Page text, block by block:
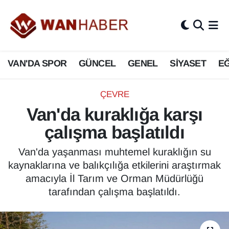
VAN'DA SPOR GÜNCEL GENEL SİYASET
ÇEVRE
Van'da kuraklığa karşı
çalışma başlatıldı
Van'da yaşanması muhtemel kuraklığın su
kaynaklarına ve balıkçılığa etkilerini araştırmak
amacıyla İl Tarım ve Orman Müdürlüğü
tarafından çalışma başlatıldı.
3.SAYFA
ASAYİŞ
BİLİM VE TEKNOLOJİ
Biyografi
Bölge Haberleri
ÇEVRE
Deprem
Dernekler, Odalar
Van Nöbetçi Eczaneler
Van Hava Durumu
Van Namaz Vakitleri
Van Trafik Yoğunluk Haritası
Süper Lig Puan Durumu ve Fikstür
Tüm Manşetler
Son Dakika Haberleri
Haber Arşivi